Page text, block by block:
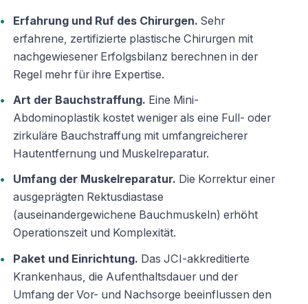
Erfahrung und Ruf des Chirurgen. Sehr
erfahrene, zertifizierte plastische Chirurgen mit
nachgewiesener Erfolgsbilanz berechnen in der
Regel mehr für ihre Expertise.
Art der Bauchstraffung. Eine Mini-
Abdominoplastik kostet weniger als eine Full- oder
zirkuläre Bauchstraffung mit umfangreicherer
Hautentfernung und Muskelreparatur.
Umfang der Muskelreparatur. Die Korrektur einer
ausgeprägten Rektusdiastase
(auseinandergewichene Bauchmuskeln) erhöht
Operationszeit und Komplexität.
Paket und Einrichtung. Das JCI-akkreditierte
Krankenhaus, die Aufenthaltsdauer und der
Umfang der Vor- und Nachsorge beeinflussen den